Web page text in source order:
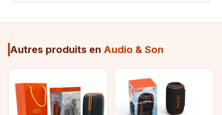
Autres produits en Audio & Son